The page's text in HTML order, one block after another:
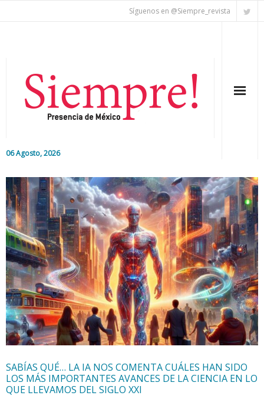
Síguenos en @Siempre_revista
06 Agosto, 2026
Editorial
Nacional
Colaboradores
Internacional
Cultura
SABÍAS QUÉ… LA IA NOS COMENTA CUÁLES HAN SIDO
LOS MÁS IMPORTANTES AVANCES DE LA CIENCIA EN LO
QUE LLEVAMOS DEL SIGLO XXI